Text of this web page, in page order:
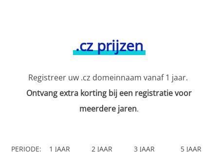
.cz prijzen
Registreer uw .cz domeinnaam vanaf 1 jaar.
Ontvang extra korting bij een registratie voor
meerdere jaren.
PERIODE: 1 JAAR 2 JAAR 3 JAAR 5 JAAR